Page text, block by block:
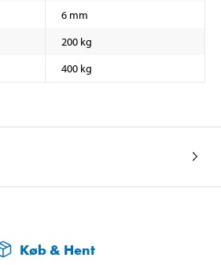
6 mm
200 kg
400 kg
Køb & Hent